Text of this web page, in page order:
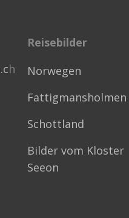
Reisebilder
h
Norwegen
Fattigmansholmen
Schottland
Bilder vom Kloster
Seeon